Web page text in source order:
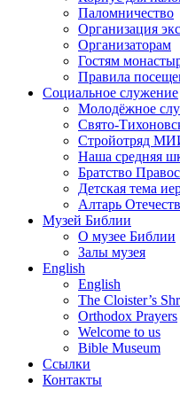
Паломничество
Организация
Организаторам
Гостям
Правила
Социальное служение
Молодёжное
Свято-
Стройотряд
Наша средняя
Братство
Детская тема
Алтарь
Музей Библии
О музее Библии
Залы музея
English
English
The Cloister’s
Orthodox Prayers
Welcome to us
Bible Museum
Ссылки
Контакты